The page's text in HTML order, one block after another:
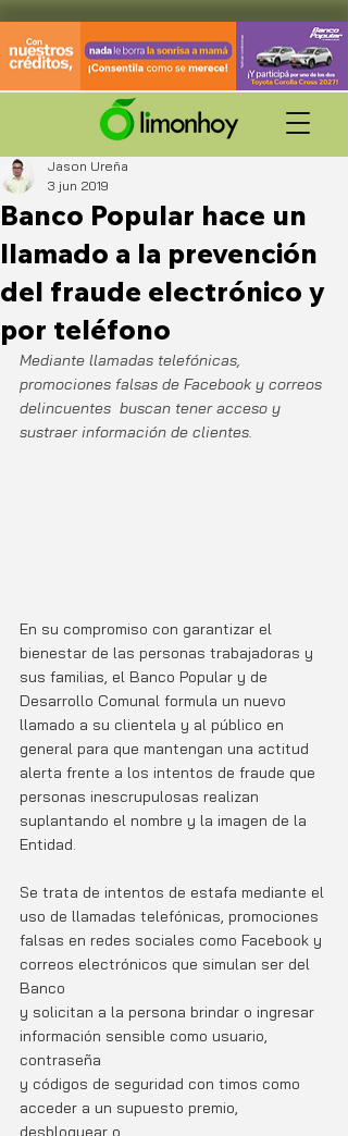
Banco Popular hace un
llamado a la prevención
del fraude electrónico y
por teléfono
Jason Ureña
3 jun 2019
Mediante llamadas telefónicas,
promociones falsas de Facebook y correos
delincuentes  buscan tener acceso y
sustraer información de clientes.
En su compromiso con garantizar el
bienestar de las personas trabajadoras y
sus familias, el Banco Popular y de
Desarrollo Comunal formula un nuevo
llamado a su clientela y al público en
general para que mantengan una actitud
alerta frente a los intentos de fraude que
personas inescrupulosas realizan
suplantando el nombre y la imagen de la
Entidad.
Se trata de intentos de estafa mediante el
uso de llamadas telefónicas, promociones
falsas en redes sociales como Facebook y
correos electrónicos que simulan ser del
Banco
y solicitan a la persona brindar o ingresar
información sensible como usuario,
contraseña
y códigos de seguridad con timos como
acceder a un supuesto premio,
desbloquear o